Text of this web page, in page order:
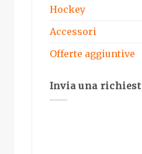
Hockey
Accessori
Offerte aggiuntive
Invia una